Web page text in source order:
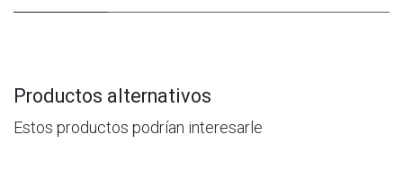
Productos alternativos
Estos productos podrían interesarle